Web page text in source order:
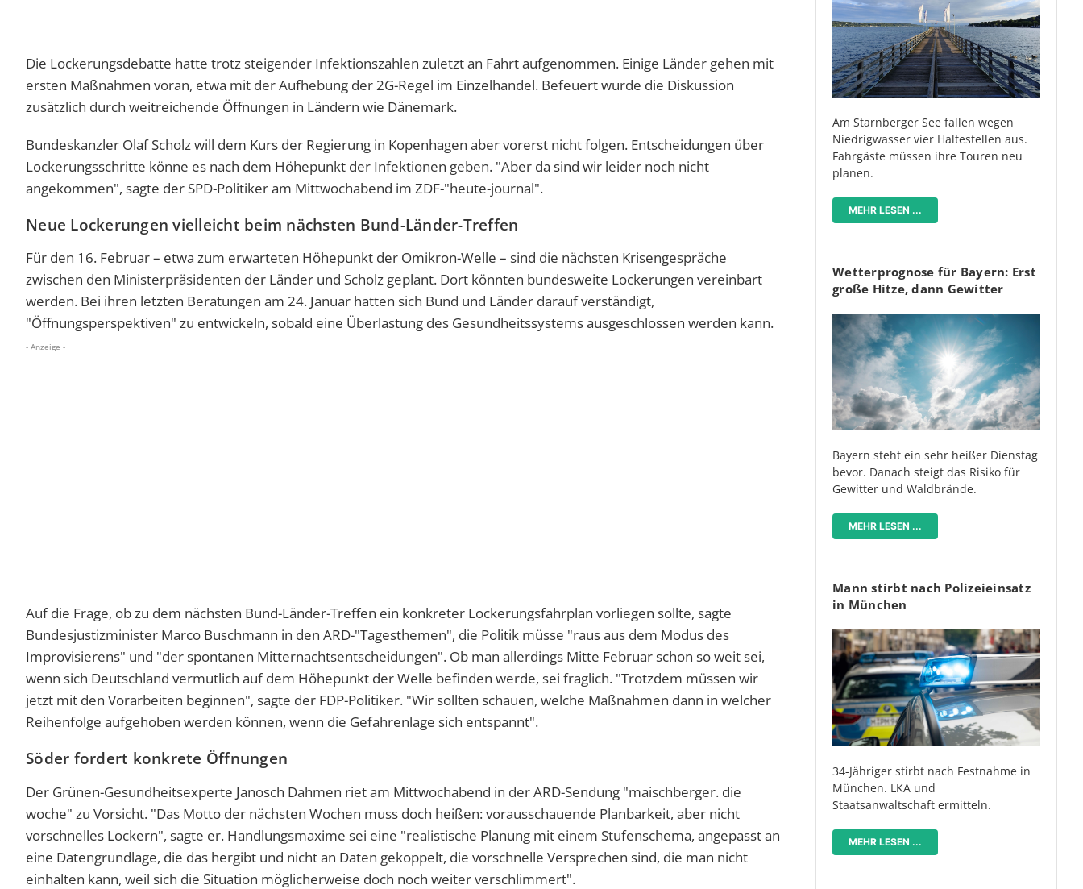
Die Lockerungsdebatte hatte trotz steigender Infektionszahlen zuletzt an Fahrt aufgenommen. Einige Länder gehen mit
ersten Maßnahmen voran, etwa mit der Aufhebung der 2G-Regel im Einzelhandel. Befeuert wurde die Diskussion
zusätzlich durch weitreichende Öffnungen in Ländern wie Dänemark.
Bundeskanzler Olaf Scholz will dem Kurs der Regierung in Kopenhagen aber vorerst nicht folgen. Entscheidungen über
Lockerungsschritte könne es nach dem Höhepunkt der Infektionen geben. "Aber da sind wir leider noch nicht
angekommen", sagte der SPD-Politiker am Mittwochabend im ZDF-"heute-journal".
Neue Lockerungen vielleicht beim nächsten Bund-Länder-Treffen
Für den 16. Februar – etwa zum erwarteten Höhepunkt der Omikron-Welle – sind die nächsten Krisengespräche
zwischen den Ministerpräsidenten der Länder und Scholz geplant. Dort könnten bundesweite Lockerungen vereinbart
werden. Bei ihren letzten Beratungen am 24. Januar hatten sich Bund und Länder darauf verständigt,
"Öffnungsperspektiven" zu entwickeln, sobald eine Überlastung des Gesundheitssystems ausgeschlossen werden kann.
- Anzeige -
Auf die Frage, ob zu dem nächsten Bund-Länder-Treffen ein konkreter Lockerungsfahrplan vorliegen sollte, sagte
Bundesjustizminister Marco Buschmann in den ARD-"Tagesthemen", die Politik müsse "raus aus dem Modus des
Improvisierens" und "der spontanen Mitternachtsentscheidungen". Ob man allerdings Mitte Februar schon so weit sei,
wenn sich Deutschland vermutlich auf dem Höhepunkt der Welle befinden werde, sei fraglich. "Trotzdem müssen wir
jetzt mit den Vorarbeiten beginnen", sagte der FDP-Politiker. "Wir sollten schauen, welche Maßnahmen dann in welcher
Reihenfolge aufgehoben werden können, wenn die Gefahrenlage sich entspannt".
Söder fordert konkrete Öffnungen
Der Grünen-Gesundheitsexperte Janosch Dahmen riet am Mittwochabend in der ARD-Sendung "maischberger. die
woche" zu Vorsicht. "Das Motto der nächsten Wochen muss doch heißen: vorausschauende Planbarkeit, aber nicht
vorschnelles Lockern", sagte er. Handlungsmaxime sei eine "realistische Planung mit einem Stufenschema, angepasst an
eine Datengrundlage, die das hergibt und nicht an Daten gekoppelt, die vorschnelle Versprechen sind, die man nicht
einhalten kann, weil sich die Situation möglicherweise doch noch weiter verschlimmert".
Am Starnberger See fallen wegen
Niedrigwasser vier Haltestellen aus.
Fahrgäste müssen ihre Touren neu
planen.
MEHR LESEN ...
Wetterprognose für Bayern: Erst
große Hitze, dann Gewitter
Bayern steht ein sehr heißer Dienstag
bevor. Danach steigt das Risiko für
Gewitter und Waldbrände.
MEHR LESEN ...
Mann stirbt nach Polizeieinsatz
in München
34-Jähriger stirbt nach Festnahme in
München. LKA und
Staatsanwaltschaft ermitteln.
MEHR LESEN ...